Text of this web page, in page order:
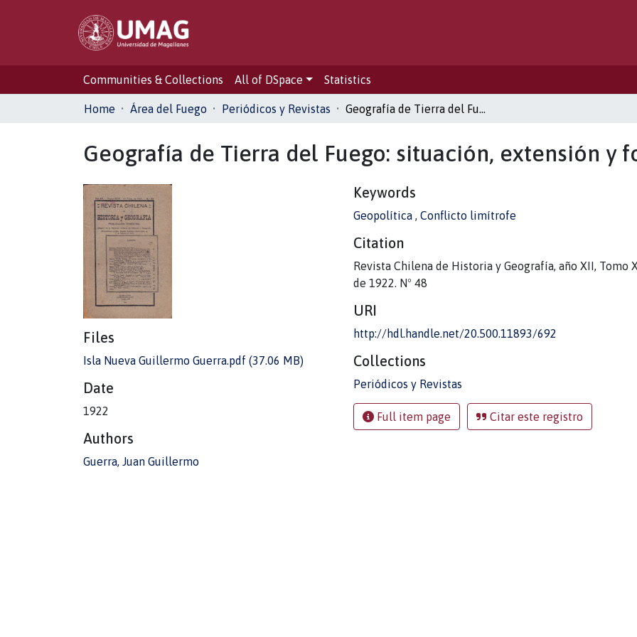
Communities & Collections All of DSpace Statistics
Home Área del Fuego Periódicos y Revistas Geografía de Tierra del Fuego: situación, extensión y forma de la Isla Nueva
Geografía de Tierra del Fuego: situación, extensión y
Files
Isla Nueva Guillermo Guerra.pdf (37.06 MB)
Date
1922
Authors
Guerra, Juan Guillermo
Keywords
Geopolítica , Conflicto limítrofe
Citation
Revista Chilena de Historia y Geografía, año XII, Tomo
de 1922. Nº 48
URI
http://hdl.handle.net/20.500.11893/692
Collections
Periódicos y Revistas
Full item page Citar este registro